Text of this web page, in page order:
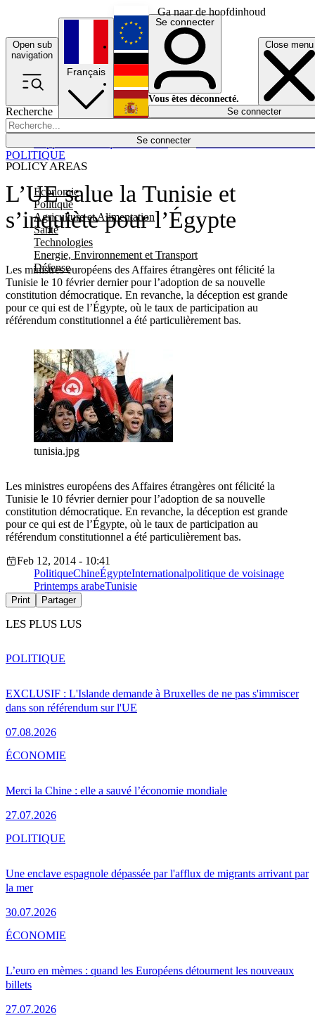
Ga naar de hoofdinhoud
Open sub
navigation
Close menu
Recherche
Se connecter
POLICY AREAS
Economie
Politique
Agriculture et Alimentation
Santé
Technologies
Energie, Environnement et Transport
Défense
Économie
Français
English
Deutsch
Español
Se connecter
Vous êtes déconnecté.
Se connecter
L’UE salue la Tunisie et
s’inquiète pour l’Égypte
Les ministres européens des Affaires étrangères ont félicité la
Tunisie le 10 février dernier pour l’adoption de sa nouvelle
constitution démocratique. En revanche, la déception est grande
pour ce qui est de l’Égypte, où le taux de participation au
référendum constitutionnel a été particulièrement bas.
POLITIQUE
tunisia.jpg
Les ministres européens des Affaires étrangères ont félicité la
Tunisie le 10 février dernier pour l’adoption de sa nouvelle
constitution démocratique. En revanche, la déception est grande
pour ce qui est de l’Égypte, où le taux de participation au
référendum constitutionnel a été particulièrement bas.
Feb 12, 2014 - 10:41
PolitiqueChineÉgypteInternationalpolitique de voisinage
Printemps arabeTunisie
Print Partager
LES PLUS LUS
EXCLUSIF : L'Islande demande à Bruxelles de ne pas s'immiscer
dans son référendum sur l'UE
07.08.2026
POLITIQUE
Merci la Chine : elle a sauvé l’économie mondiale
27.07.2026
ÉCONOMIE
Une enclave espagnole dépassée par l'afflux de migrants arrivant par
la mer
30.07.2026
POLITIQUE
L’euro en mèmes : quand les Européens détournent les nouveaux
billets
27.07.2026
ÉCONOMIE